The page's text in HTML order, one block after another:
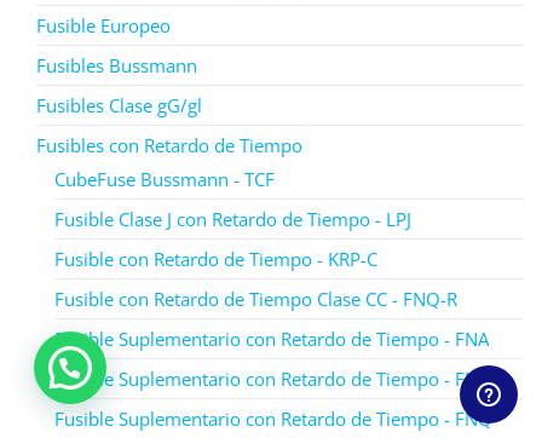
Fusible Europeo
Fusibles Bussmann
Fusibles Clase gG/gl
Fusibles con Retardo de Tiempo
CubeFuse Bussmann - TCF
Fusible Clase J con Retardo de Tiempo - LPJ
Fusible con Retardo de Tiempo - KRP-C
Fusible con Retardo de Tiempo Clase CC - FNQ-R
Fusible Suplementario con Retardo de Tiempo - FNA
Fusible Suplementario con Retardo de Tiempo - FNM
Fusible Suplementario con Retardo de Tiempo - FNQ